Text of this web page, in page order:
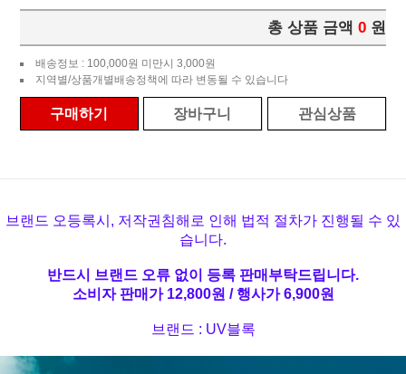
총 상품 금액 0 원
배송정보 : 100,000원 미만시 3,000원
지역별/상품개별배송정책에 따라 변동될 수 있습니다
구매하기 장바구니 관심상품
브랜드 오등록시, 저작권침해로 인해 법적 절차가 진행될 수 있
습니다.
반드시 브랜드 오류 없이 등록 판매부탁드립니다.
소비자 판매가 12,800원 / 행사가 6,900원
브랜드 : UV블록